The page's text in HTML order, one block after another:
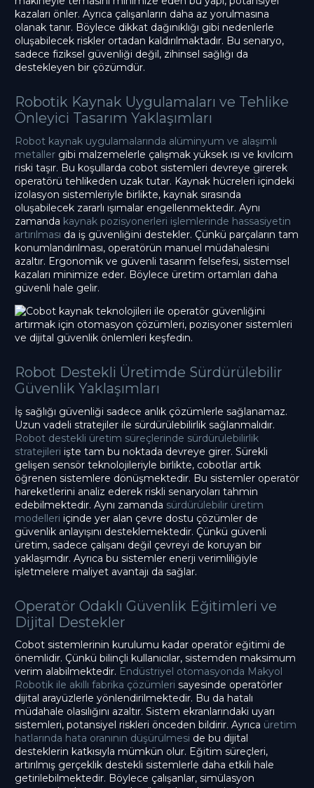
kazaları önler. Ayrıca çalışanların daha az yorulmasına
olanak tanır. Böylece dikkat dağınıklığı gibi nedenlerle
oluşabilecek riskler ortadan kaldırılmaktadır. Bu senaryo,
sadece fiziksel güvenliği değil, zihinsel sağlığı da
destekleyen bir çözümdür.
Robotik Kaynak Uygulamaları ve Tehlike
Önleyici Tasarım Yaklaşımları
Robot kaynak uygulamalarında alüminyum ve alaşımlı
metaller gibi malzemelerle çalışmak yüksek ısı ve kıvılcım
riski taşır. Bu koşullarda cobot sistemleri devreye girerek
operatörü tehlikeden uzak tutar. Kaynak hücreleri içindeki
izolasyon sistemleriyle birlikte, kaynak sırasında
oluşabilecek zararlı ışımalar engellenmektedir. Aynı
zamanda kaynak pozisyonerleri işlemlerinde hassasiyetin
artırılması da iş güvenliğini destekler. Çünkü parçaların tam
konumlandırılması, operatörün manuel müdahalesini
azaltır. Ergonomik ve güvenli tasarım felsefesi, sistemsel
kazaları minimize eder. Böylece üretim ortamları daha
güvenli hale gelir.
Robot Destekli Üretimde Sürdürülebilir
Güvenlik Yaklaşımları
İş sağlığı güvenliği sadece anlık çözümlerle sağlanamaz.
Uzun vadeli stratejiler ile sürdürülebilirlik sağlanmalıdır.
Robot destekli üretim süreçlerinde sürdürülebilirlik
stratejileri işte tam bu noktada devreye girer. Sürekli
gelişen sensör teknolojileriyle birlikte, cobotlar artık
öğrenen sistemlere dönüşmektedir. Bu sistemler operatör
hareketlerini analiz ederek riskli senaryoları tahmin
edebilmektedir. Aynı zamanda sürdürülebilir üretim
modelleri içinde yer alan çevre dostu çözümler de
güvenlik anlayışını desteklemektedir. Çünkü güvenli
üretim, sadece çalışanı değil çevreyi de koruyan bir
yaklaşımdır. Ayrıca bu sistemler enerji verimliliğiyle
işletmelere maliyet avantajı da sağlar.
Operatör Odaklı Güvenlik Eğitimleri ve
Dijital Destekler
Cobot sistemlerinin kurulumu kadar operatör eğitimi de
önemlidir. Çünkü bilinçli kullanıcılar, sistemden maksimum
verim alabilmektedir. Endüstriyel otomasyonda Makyol
Robotik ile akıllı fabrika çözümleri sayesinde operatörler
dijital arayüzlerle yönlendirilmektedir. Bu da hatalı
müdahale olasılığını azaltır. Sistem ekranlarındaki uyarı
sistemleri, potansiyel riskleri önceden bildirir. Ayrıca üretim
hatlarında hata oranının düşürülmesi de bu dijital
desteklerin katkısıyla mümkün olur. Eğitim süreçleri,
artırılmış gerçeklik destekli sistemlerle daha etkili hale
getirilebilmektedir. Böylece çalışanlar, simülasyon